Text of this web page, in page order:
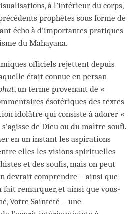
à l’intérieur du corps,
prophètes sous forme de
écho à d’importantes pratiques
du Mahayana.
officiels rejettent depuis
était connue en persan
, un terme provenant de «
ésotériques des textes
idolâtre qui consiste à adorer «
de Dieu ou du maître soufi.
en un instant les aspirations
elles les visions spirituelles
et des soufis, mais on peut
devrait comprendre ‒ ainsi que
remarquer, et ainsi que vous-
Votre Sainteté ‒ une